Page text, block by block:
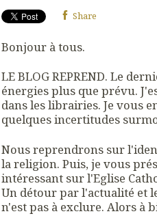
Share
Bonjour à tous.
LE BLOG REPREND. Le
énergies plus que prévu.
dans les librairies. Je vous
quelques incertitudes
Nous reprendrons sur
la religion. Puis, je vous
intéressant sur l'Eglise
Un détour par l'actualité et
n'est pas à exclure. Alors à